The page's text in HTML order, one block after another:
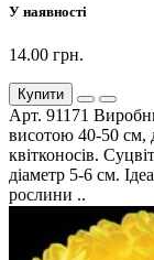
У наявності
14.00 грн.
Купити
Арт. 91171
висотою 40-50 см,
квітконосів.
діаметр 5-6 см.
рослини ..